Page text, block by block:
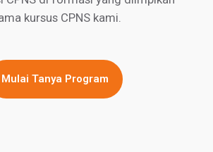
kursus CPNS kami.
Mulai Tanya Program